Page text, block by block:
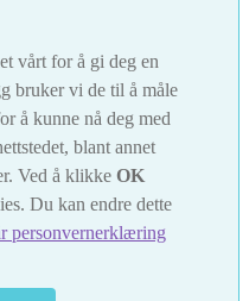
vårt for å gi deg en
bruker vi de til å måle
å kunne nå deg med
blant annet
Ved å klikke OK
Du kan endre dette
personvernerklæring